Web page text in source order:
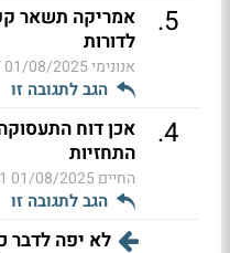
5
.
אמריקה תשאר
לדורות
אנונימי01/08/2025 17:07
הגב לתגובה זו
4
.
אכן דוח
התחזיות
החיים01/08/2025 17:01
הגב לתגובה זו
לא יפה לדבר